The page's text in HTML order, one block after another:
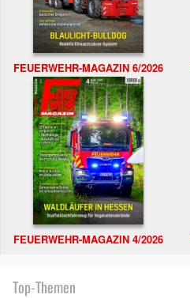
FEUERWEHR-MAGAZIN 6/2026
FEUERWEHR-MAGAZIN 4/2026
Top-Themen